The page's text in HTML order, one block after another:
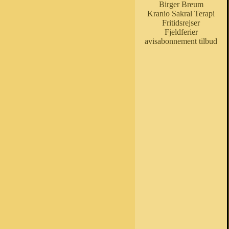
Birger Breum
Kranio Sakral Terapi
Fritidsrejser
Fjeldferier
avisabonnement tilbud